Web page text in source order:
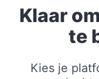
Klaar
te
Kies je